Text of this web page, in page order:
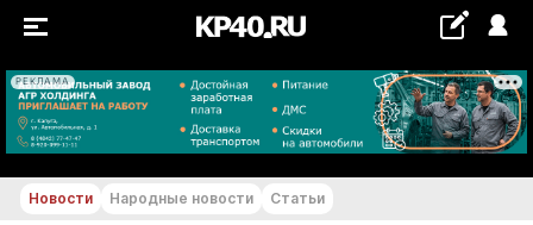
РЕКЛАМА
+21...+22 °С
Новости Народные новости Статьи